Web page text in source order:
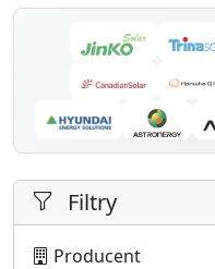
Filtry
Producent